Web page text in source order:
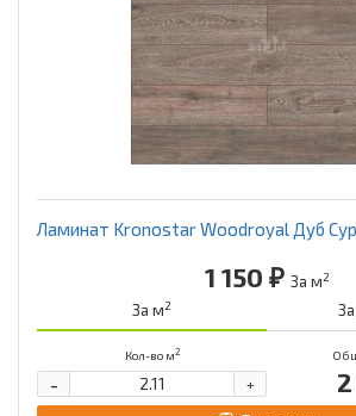
Ламинат Kronostar Woodroyal Дуб
1 150 ₽ За м2
За м2
Кол-во м2
+
-